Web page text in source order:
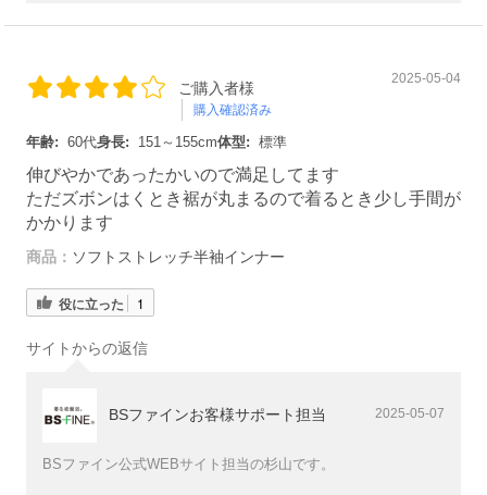
ご購入者様
購入確認済み
2025-05-04
年齢: 60代身長: 151～155cm体型: 標準
伸びやかであったかいので満足してます
ただズボンはくとき裾が丸まるので着るとき少し手間が
かかります
商品： ソフトストレッチ半袖インナー
役に立った 1
サイトからの返信
BSファインお客様サポート担当 2025-05-07
BSファイン公式WEBサイト担当の杉山です。